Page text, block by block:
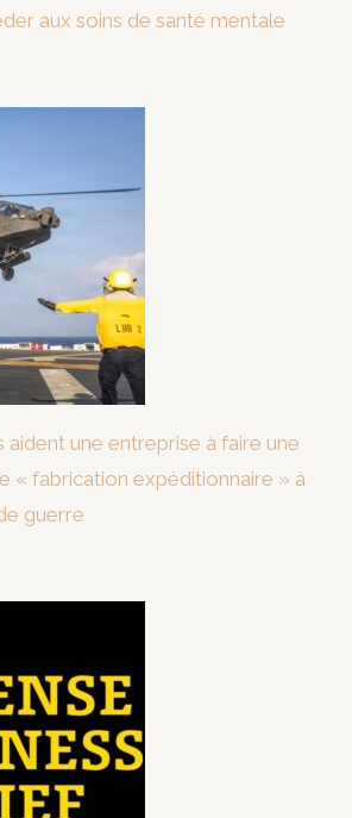
aux soins de santé mentale
aident une entreprise à faire une
« fabrication expéditionnaire » à
guerre